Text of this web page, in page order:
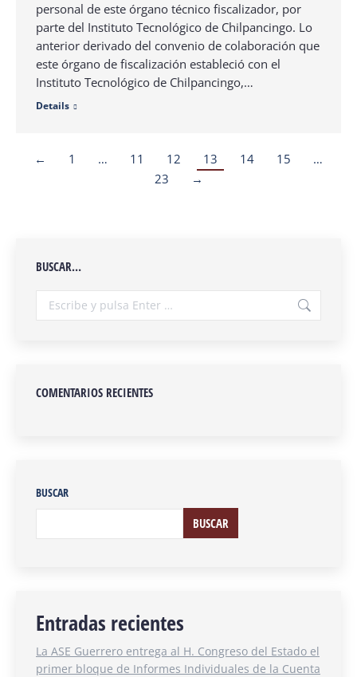
personal de este órgano técnico fiscalizador, por
parte del Instituto Tecnológico de Chilpancingo. Lo
anterior derivado del convenio de colaboración que
este órgano de fiscalización estableció con el
Instituto Tecnológico de Chilpancingo,…
Details
← 1 … 11 12 13 14 15
…
23
→
BUSCAR…
Buscar:
COMENTARIOS RECIENTES
BUSCAR
BUSCAR
Entradas recientes
La ASE Guerrero entrega al H. Congreso del Estado el
primer bloque de Informes Individuales de la Cuenta